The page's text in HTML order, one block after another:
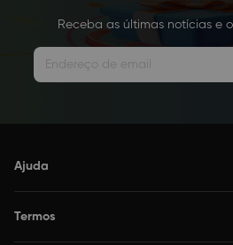
Receba as últimas notícias e
Ajuda
Termos